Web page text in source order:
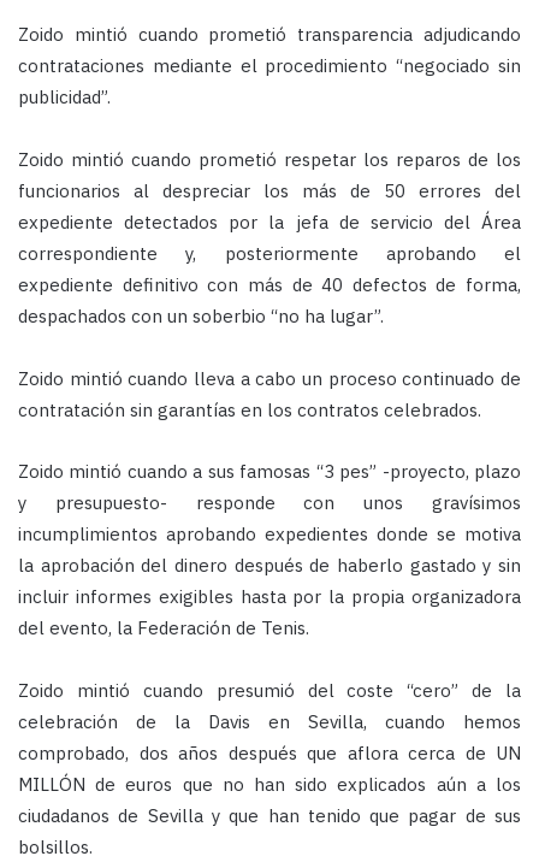
Zoido mintió cuando prometió transparencia adjudicando
contrataciones mediante el procedimiento “negociado sin
publicidad”.
Zoido mintió cuando prometió respetar los reparos de los
funcionarios al despreciar los más de 50 errores del
expediente detectados por la jefa de servicio del Área
correspondiente y, posteriormente aprobando el
expediente definitivo con más de 40 defectos de forma,
despachados con un soberbio “no ha lugar”.
Zoido mintió cuando lleva a cabo un proceso continuado de
contratación sin garantías en los contratos celebrados.
Zoido mintió cuando a sus famosas “3 pes” -proyecto, plazo
y presupuesto- responde con unos gravísimos
incumplimientos aprobando expedientes donde se motiva
la aprobación del dinero después de haberlo gastado y sin
incluir informes exigibles hasta por la propia organizadora
del evento, la Federación de Tenis.
Zoido mintió cuando presumió del coste “cero” de la
celebración de la Davis en Sevilla, cuando hemos
comprobado, dos años después que aflora cerca de UN
MILLÓN de euros que no han sido explicados aún a los
ciudadanos de Sevilla y que han tenido que pagar de sus
bolsillos.